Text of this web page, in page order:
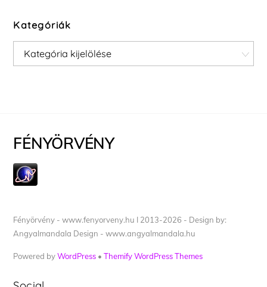
Kategóriák
Kategóriák
FÉNYÖRVÉNY
Fényörvény - www.fenyorveny.hu I 2013-2026 - Design by:
Angyalmandala Design - www.angyalmandala.hu
Powered byWordPress •Themify WordPress Themes